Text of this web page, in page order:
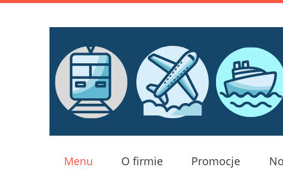
Menu O firmie Promocje